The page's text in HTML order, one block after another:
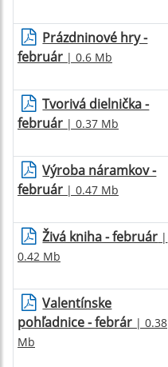
Prázdninové hry -
február | 0.6 Mb
Tvorivá dielnička -
február | 0.37 Mb
Výroba náramkov -
február | 0.47 Mb
Živá kniha - február |
0.42 Mb
Valentínske
pohľadnice - febrár | 0.38
Mb